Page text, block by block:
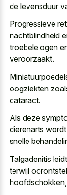
de levensduur
Progressieve
nachtblindheid
troebele ogen
veroorzaakt.
oogziekten
cataract.
Als deze
dierenarts
snelle
Talgadenitis
terwijl